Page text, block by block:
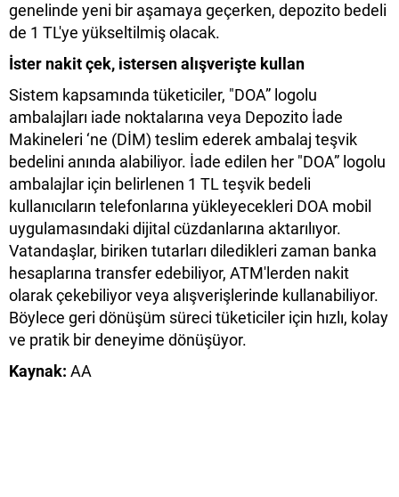
genelinde yeni bir aşamaya geçerken, depozito bedeli
de 1 TL'ye yükseltilmiş olacak.
İster nakit çek, istersen alışverişte kullan
Sistem kapsamında tüketiciler, "DOA” logolu
ambalajları iade noktalarına veya Depozito İade
Makineleri ‘ne (DİM) teslim ederek ambalaj teşvik
bedelini anında alabiliyor. İade edilen her "DOA” logolu
ambalajlar için belirlenen 1 TL teşvik bedeli
kullanıcıların telefonlarına yükleyecekleri DOA mobil
uygulamasındaki dijital cüzdanlarına aktarılıyor.
Vatandaşlar, biriken tutarları diledikleri zaman banka
hesaplarına transfer edebiliyor, ATM'lerden nakit
olarak çekebiliyor veya alışverişlerinde kullanabiliyor.
Böylece geri dönüşüm süreci tüketiciler için hızlı, kolay
ve pratik bir deneyime dönüşüyor.
Kaynak: AA